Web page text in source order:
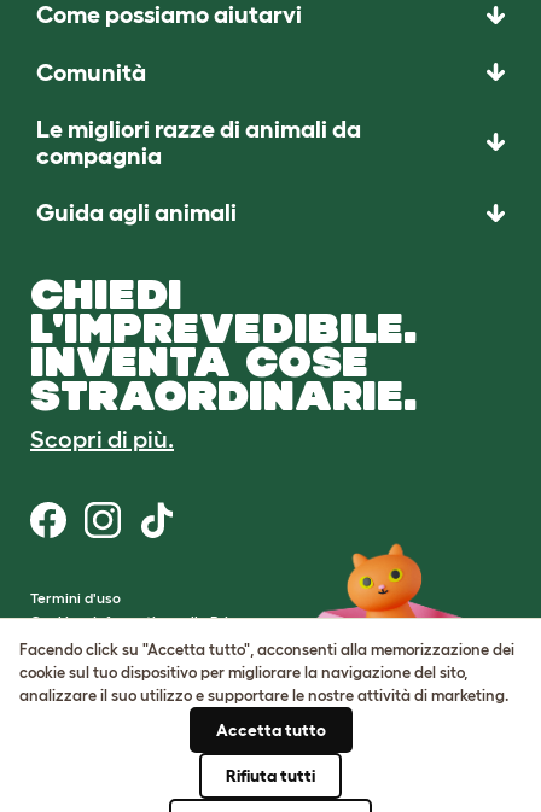
Come possiamo aiutarvi
Comunità
Le migliori razze di animali da
compagnia
Guida agli animali
CHIEDI
L'IMPREVEDIBILE.
INVENTA COSE
STRAORDINARIE.
Scopri di più.
Termini d'uso
Cookie e Informativa sulla Privacy
Cookie Settings
Mappa del sito
Numero di registrazione della società:
Facendo click su "Accetta tutto", acconsenti alla memorizzazione dei
cookie sul tuo dispositivo per migliorare la navigazione del sito,
analizzare il suo utilizzo e supportare le nostre attività di marketing.
Accetta tutto
Rifiuta tutti